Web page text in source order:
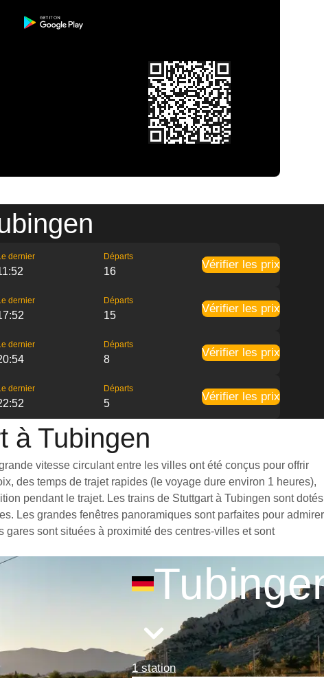
dernier Départs
16
Vérifier les prix
dernier Départs
15
Vérifier les prix
dernier Départs
8
Vérifier les prix
dernier Départs
5
Vérifier les prix
à Tubingen
vitesse circulant entre les villes ont été conçus pour offrir
des temps de trajet rapides (le voyage dure environ 1 heures),
pendant le trajet. Les trains de Stuttgart à Tubingen sont dotés
Les grandes fenêtres panoramiques sont parfaites pour admirer
sont situées à proximité des centres-villes et sont
1 station